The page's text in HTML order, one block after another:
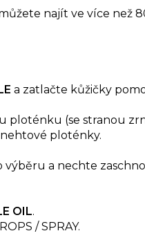
najít ve více než
a zatlačte kůžičky
ploténku (se stranou
ploténky.
výběru a nechte
OIL.
/ SPRAY.